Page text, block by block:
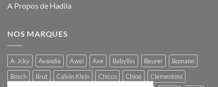
A Propos de Hadiia
NOS MARQUES
A-Jcky Avandia Awei Axe Babyliss Beurer
Bomann
Bosch
Brut Calvin Klein Chicco Chloé
Clementoni